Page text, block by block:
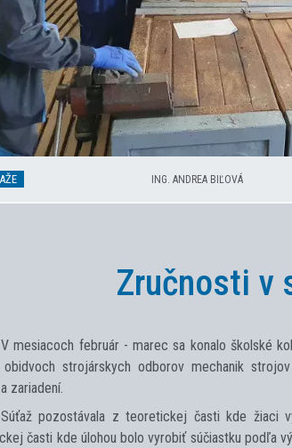
ING. ANDREA BIĽOVÁ
Zručnosti v
V mesiacoch február - marec sa konalo školské
obidvoch strojárskych odborov mechanik
zariadení.
Súťaž pozostávala z teoretickej časti kde žiaci
časti kde úlohou bolo vyrobiť súčiastku podľa